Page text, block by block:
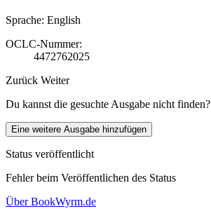
Sprache: English
OCLC-Nummer:
4472762025
Zurück Weiter
Du kannst die gesuchte Ausgabe nicht finden?
Eine weitere Ausgabe hinzufügen
Status veröffentlicht
Fehler beim Veröffentlichen des Status
Über BookWyrm.de